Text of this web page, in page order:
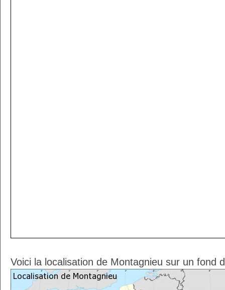
Voici la localisation de Montagnieu sur un fond